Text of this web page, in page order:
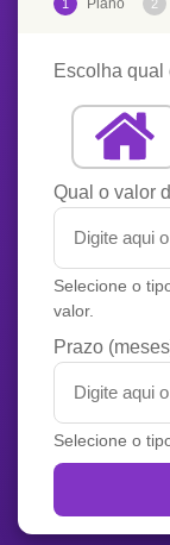
1 Plano 2
Escolha qual
Qual o valor
Selecione o
valor.
Prazo
Selecione o